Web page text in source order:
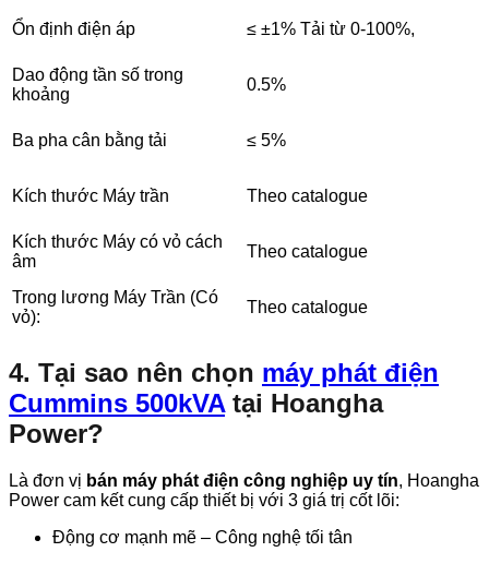
Ổn định điện áp ≤ ±1% Tải từ 0-100%,
Dao động tần số trong
khoảng
0.5%
Ba pha cân bằng tải ≤ 5%
Kích thước Máy trần Theo catalogue
Kích thước Máy có vỏ cách
âm
Theo catalogue
Trong lương Máy Trần (Có
vỏ):
Theo catalogue
4. Tại sao nên chọn máy phát điện
Cummins 500kVAtại Hoangha
Power?
Là đơn vị bán máy phát điện công nghiệp uy tín, Hoangha
Power cam kết cung cấp thiết bị với 3 giá trị cốt lõi:
Động cơ mạnh mẽ – Công nghệ tối tân